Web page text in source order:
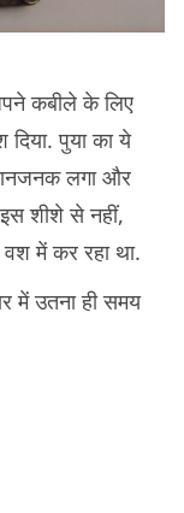
कबीले के लिए
पुया का ये
लगा और
शीशे से नहीं,
में कर रहा था.
में उतना ही समय